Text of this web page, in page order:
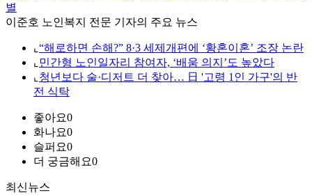
별
이준호 노인복지 전문 기자의 주요 뉴스
⌞ “해로하면 손해?” 8·3 세제개편에 ‘황혼이혼’ 조장 논란
⌞ 민간형 노인일자리 참여자, ‘배움 의지’도 높았다
⌞ 청년보다 술·디저트 더 찾아… 日 '고령 1인 가구'의 반
전 식탁
좋아요0
화나요0
슬퍼요0
더 궁금해요0
최신뉴스